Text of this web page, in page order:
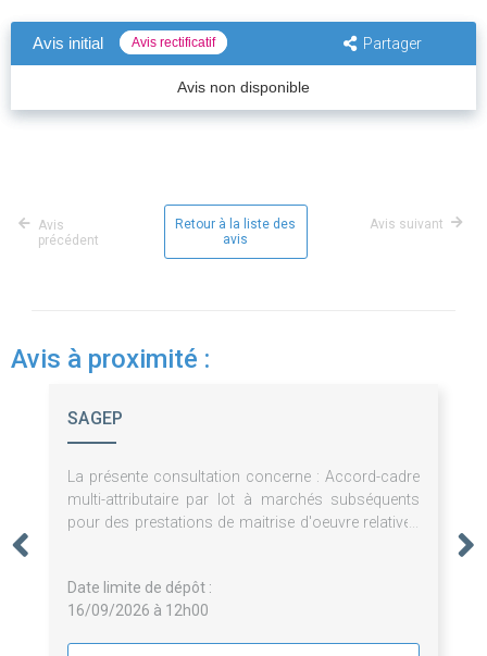
Avis initial Avis rectificatif Partager
Avis non disponible
Avis
précédent
Retour à la liste des
avis
Avis suivant
Avis à proximité :
SAGEP
La présente consultation concerne : Accord-cadre
multi-attributaire par lot à marchés subséquents
pour des prestations de maitrise d'oeuvre relatives
Département du Var.
Date limite de dépôt :
16/09/2026 à 12h00